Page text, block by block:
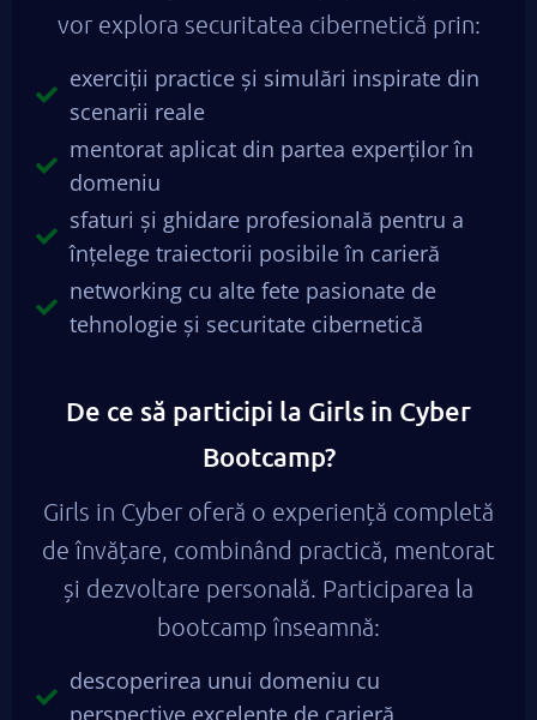
vor explora securitatea cibernetică prin:
exerciții practice și simulări inspirate din
scenarii reale
mentorat aplicat din partea experților în
domeniu
sfaturi și ghidare profesională pentru a
înțelege traiectorii posibile în carieră
networking cu alte fete pasionate de
tehnologie și securitate cibernetică
De ce să participi la Girls in Cyber
Bootcamp?
Girls in Cyber oferă o experiență completă
de învățare, combinând practică, mentorat
și dezvoltare personală. Participarea la
bootcamp înseamnă:
descoperirea unui domeniu cu
perspective excelente de carieră